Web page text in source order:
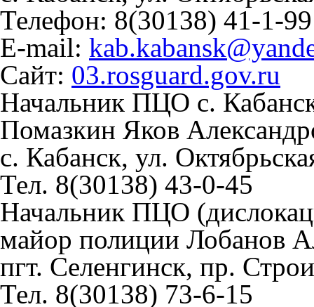
Телефон: 8(30138) 41-1-99
E-mail:
Сайт: 03.rosguard.gov.ru
Начальник ПЦО с.
Помазкин Яков
с. Кабанск, ул.
Тел. 8(30138) 43-0-45
Начальник ПЦО
майор полиции Лобанов
пгт. Селенгинск, пр.
Тел. 8(30138) 73-6-15